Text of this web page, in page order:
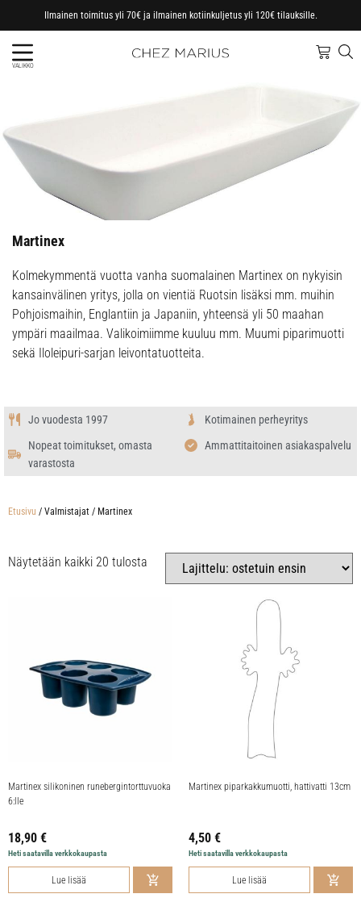
Ilmainen toimitus yli 70€ ja ilmainen kotiinkuljetus yli 120€ tilauksille.
VALIKKO
Martinex
Kolmekymmentä vuotta vanha suomalainen Martinex on nykyisin
kansainvälinen yritys, jolla on vientiä Ruotsin lisäksi mm. muihin
Pohjoismaihin, Englantiin ja Japaniin, yhteensä yli 50 maahan
ympäri maailmaa. Valikoimiimme kuuluu mm. Muumi piparimuotti
sekä Iloleipuri-sarjan leivontatuotteita.
Jo vuodesta 1997
Kotimainen perheyritys
Nopeat toimitukset, omasta
varastosta
Ammattitaitoinen asiakaspalvelu
Etusivu / Valmistajat / Martinex
Näytetään kaikki 20 tulosta
Martinex silikoninen runebergintorttuvuoka
6:lle
18,90 €
Heti saatavilla verkkokaupasta
Lue lisää
Martinex piparkakkumuotti, hattivatti 13cm
4,50 €
Heti saatavilla verkkokaupasta
Lue lisää